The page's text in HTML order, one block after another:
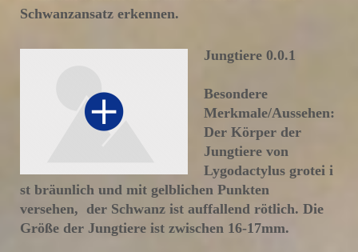
Schwanzansatz erkennen.
Jungtiere 0.0.1
Besondere
Merkmale/Aussehen:
Der Körper der
Jungtiere von
Lygodactylus grotei i
st bräunlich und mit gelblichen Punkten
versehen, der Schwanz ist auffallend rötlich. Die
Größe der Jungtiere ist zwischen 16-17mm.